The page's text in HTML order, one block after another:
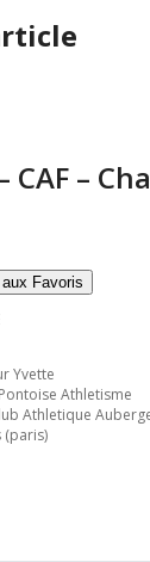
CAF –
Favoris
Yvette
Athletisme
Athletique
(paris)